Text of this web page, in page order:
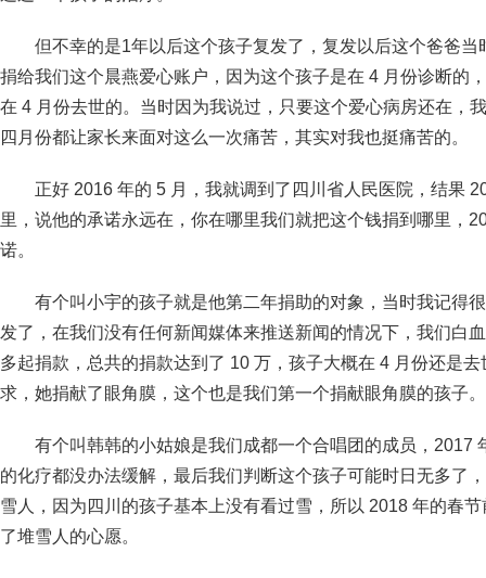
但不幸的是1年以后这个孩子复发了，复发以后这个爸爸
捐给我们这个晨燕爱心账户，因为这个孩子是在 4 月份诊断的
在 4 月份去世的。当时因为我说过，只要这个爱心病房还在，
四月份都让家长来面对这么一次痛苦，其实对我也挺痛苦的。
正好 2016 年的 5 月，我就调到了四川省人民医院，结果
里，说他的承诺永远在，你在哪里我们就把这个钱捐到哪里，
诺。
有个叫小宇的孩子就是他第二年捐助的对象，当时我记得
发了，在我们没有任何新闻媒体来推送新闻的情况下，我们白
多起捐款，总共的捐款达到了 10 万，孩子大概在 4 月份还是
求，她捐献了眼角膜，这个也是我们第一个捐献眼角膜的孩子。
有个叫韩韩的小姑娘是我们成都一个合唱团的成员，2017
的化疗都没办法缓解，最后我们判断这个孩子可能时日无多了
雪人，因为四川的孩子基本上没有看过雪，所以 2018 年的春
了堆雪人的心愿。